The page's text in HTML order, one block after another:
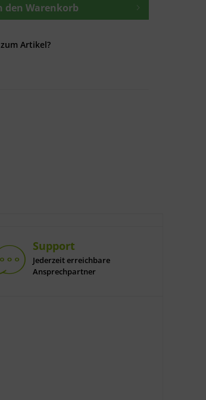
den Warenkorb
Artikel?
Support
Jederzeit erreichbare
Ansprechpartner